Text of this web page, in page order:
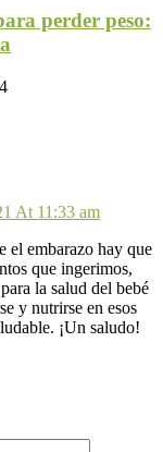
perder peso:
At 11:33 am
el embarazo hay que
que ingerimos,
la salud del bebé
y nutrirse en esos
¡Un saludo!